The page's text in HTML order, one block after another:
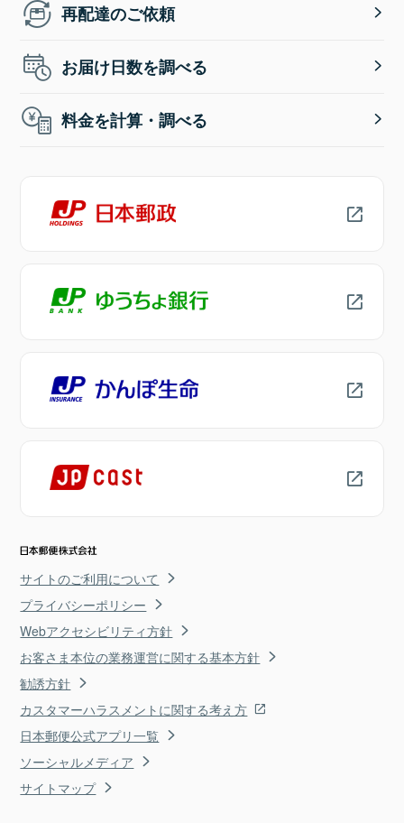
再配達のご依頼
お届け日数を調べる
料金を計算・調べる
サイトのご利用について
プライバシーポリシー
Webアクセシビリティ方針
お客さま本位の業務運営に関する基本方針
勧誘方針
カスタマーハラスメントに関する考え方
日本郵便公式アプリ一覧
ソーシャルメディア
サイトマップ